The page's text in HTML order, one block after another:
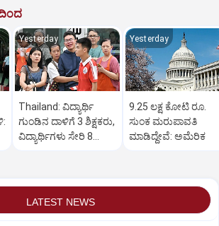
Yesterday
Thailand: ವಿದ್ಯಾರ್ಥಿ
ಗುಂಡಿನ ದಾಳಿಗೆ 3 ಶಿಕ್ಷಕರು,
ವಿದ್ಯಾರ್ಥಿಗಳು ಸೇರಿ 8
Yesterday
9.25 ಲಕ್ಷ ಕೋಟಿ ರೂ.
ಸುಂಕ ಮರುಪಾವತಿ
ಮಾಡಿದ್ದೇವೆ: ಅಮೆರಿಕ
LATEST NEWS